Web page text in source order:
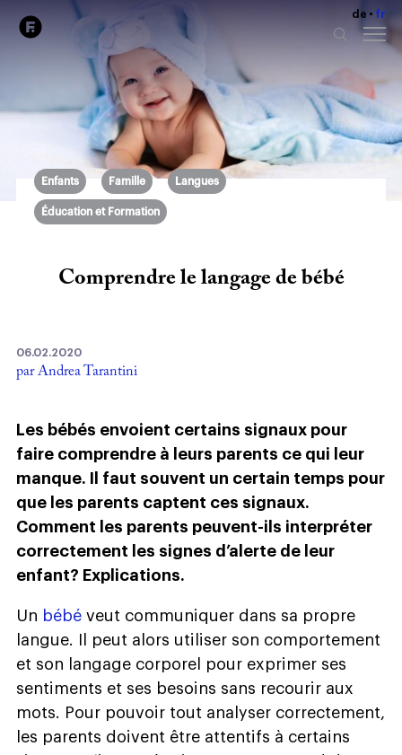
de fr
Enfants Famille Langues
Éducation et Formation
Comprendre le langage de bébé
06.02.2020
par Andrea Tarantini
Les bébés envoient certains signaux pour
faire comprendre à leurs parents ce qui leur
manque. Il faut souvent un certain temps pour
que les parents captent ces signaux.
Comment les parents peuvent-ils interpréter
correctement les signes d’alerte de leur
enfant? Explications.
Un bébé veut communiquer dans sa propre
langue. Il peut alors utiliser son comportement
et son langage corporel pour exprimer ses
sentiments et ses besoins sans recourir aux
mots. Pour pouvoir tout analyser correctement,
les parents doivent être attentifs à certains